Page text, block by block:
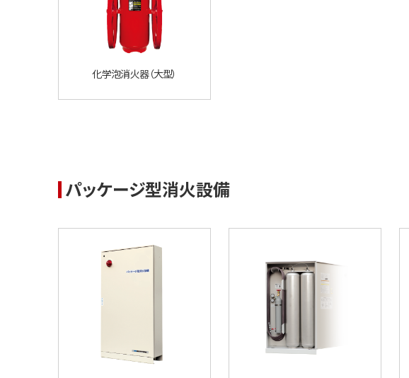
化学泡消火器（大型）
パッケージ型消火設備